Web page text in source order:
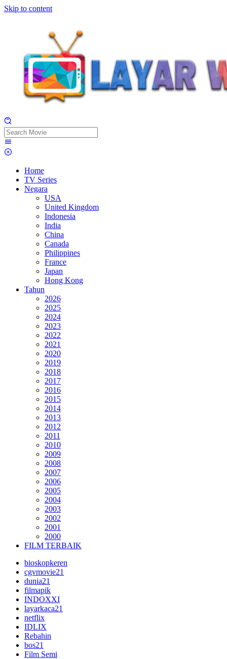
Skip to content
Home
TV Series
Negara
USA
United Kingdom
Indonesia
India
China
Canada
Philippines
France
Japan
Hong Kong
Tahun
2026
2025
2024
2023
2022
2021
2020
2019
2018
2017
2016
2015
2014
2013
2012
2011
2010
2009
2008
2007
2006
2005
2004
2003
2002
2001
2000
FILM TERBAIK
bioskopkeren
cgvmovie21
dunia21
filmapik
INDOXXI
layarkaca21
netflix
IDLIX
Rebahin
bos21
Film Semi